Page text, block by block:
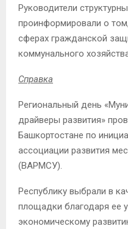
Руководители
проинформировали о
сферах гражданской
коммунального
Справка
Региональный день
драйверы развития»
Башкортостане по
ассоциации развития
(ВАРМСУ).
Республику выбрали в
площадки благодаря ее
экономическому